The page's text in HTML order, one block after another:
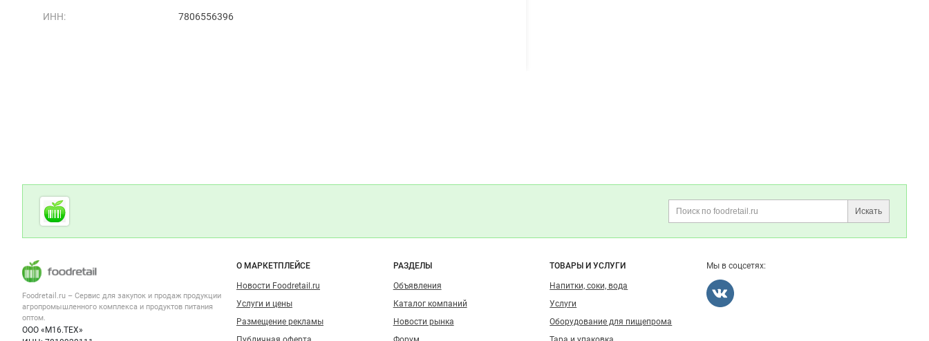
ИНН: 7806556396
Дополнительная информация
Искать
Cсылки на полезные проекты
Foodretail.ru
— продукты
Важные разделы и контакты
Foodretail.ru – Сервис для закупок и продаж продукции
агропромышленного комплекса и продуктов питания
оптом.
ООО «М16.ТЕХ»
Навигация по сайту
О МАРКЕТПЛЕЙСЕ
Новости Foodretail.ru
Услуги и цены
Размещение рекламы
РАЗДЕЛЫ
Объявления
Каталог компаний
Новости рынка
ТОВАРЫ И УСЛУГИ
Напитки, соки, вода
Услуги
Оборудование для пищепрома
Мы в соцсетях: